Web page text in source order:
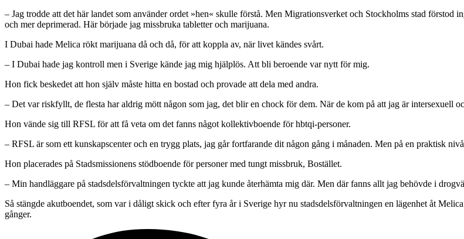
– Jag trodde att det här landet som använder ordet »hen« skulle förstå. Men Migrationsverket och Stockholms stad
och mer deprimerad. Här började jag missbruka tabletter och marijuana.
I Dubai hade Melica rökt marijuana då och då, för att koppla av, när livet kändes svårt.
– I Dubai hade jag kontroll men i Sverige kände jag mig hjälplös. Att bli beroende var nytt för mig.
Hon fick beskedet att hon själv måste hitta en bostad och provade att dela med andra.
– Det var riskfyllt, de flesta har aldrig mött någon som jag, det blir en chock för dem. När de kom på att jag är intersexuell
Hon vände sig till RFSL för att få veta om det fanns något kollektiv­boende för hbtqi-personer.
– RFSL är som ett kunskapscenter och en trygg plats, jag går fortfarande dit någon gång i månaden. Men på en praktisk
Hon placerades på Stadsmissionens stödboende för personer med tungt missbruk, Bostället.
– Min handläggare på stadsdelsförvaltningen tyckte att jag kunde återhämta mig där. Men där fanns allt jag behövde i
Så stängde akutboendet, som var i dåligt skick och efter fyra år i Sverige hyr nu stadsdelsförvaltningen en lägenhet åt
gånger.